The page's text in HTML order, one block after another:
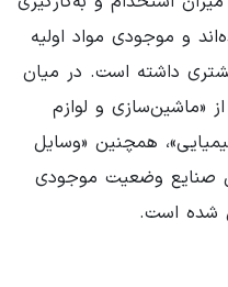
از ۵۰ ثبت شده‌اند و موجودی مواد اولیه
داشته است. در میان
«ماشین‌سازی و لوازم
همچنین «وسایل
صنایع وضعیت موجودی
شده است.